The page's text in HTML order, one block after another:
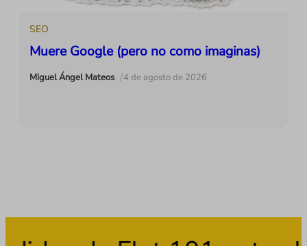
SEO
Muere Google (pero no como imaginas)
Miguel Ángel Mateos /4 de agosto de 2026